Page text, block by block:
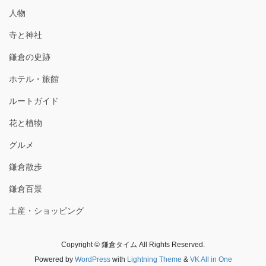
人物
寺と神社
鎌倉の史跡
ホテル・旅館
ルートガイド
花と植物
グルメ
鎌倉散歩
鎌倉百景
土産・ショッピング
Copyright © 鎌倉タイム All Rights Reserved.
Powered by WordPresswith Lightning Theme & VK All in One